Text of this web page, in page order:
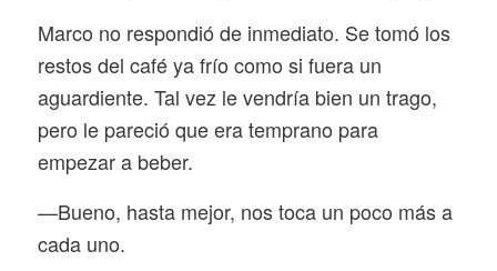
Marco no respondió de inmediato. Se tomó los
restos del café ya frío como si fuera un
aguardiente. Tal vez le vendría bien un trago,
pero le pareció que era temprano para
empezar a beber.
—Bueno, hasta mejor, nos toca un poco más a
cada uno.